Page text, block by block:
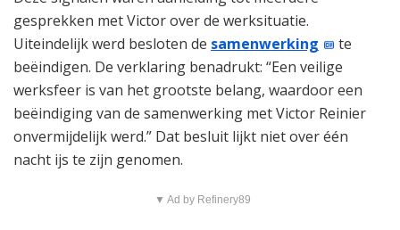
gesprekken met Victor over de werksituatie.
Uiteindelijk werd besloten de samenwerking
te
beëindigen. De verklaring benadrukt: “Een veilige
werksfeer is van het grootste belang, waardoor een
beëindiging van de samenwerking met Victor Reinier
onvermijdelijk werd.” Dat besluit lijkt niet over één
nacht ijs te zijn genomen.
▼ Ad by Refinery89